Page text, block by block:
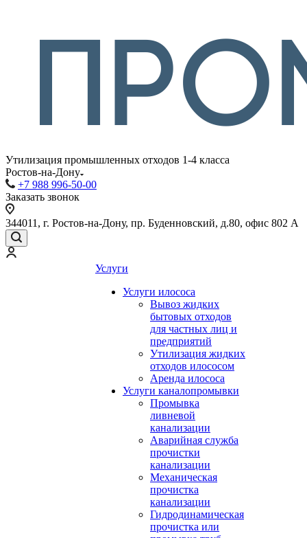
Утилизация промышленных отходов 1-4 класса
Ростов-на-Дону
+7 988 996-50-00
Заказать звонок
344011, г. Ростов-на-Дону, пр. Буденновский, д.80, офис 802 А
Услуги
Услуги илососа
Вывоз жидких
бытовых отходов
для частных лиц и
предприятий
Утилизация жидких
отходов илососом
Аренда илососа
Услуги каналопромывки
Промывка
ливневой
канализации
Аварийная служба
прочистки
канализации
Механическая
прочистка
канализации
Гидродинамическая
прочистка или